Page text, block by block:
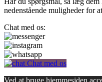
nedenstående muligheder for
Chat med os:
Chat med os
Ved at bruge hjemmesiden